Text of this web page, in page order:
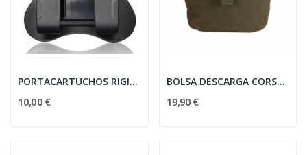
PORTACARTUCHOS RIGIDO AMOMAX AJUSTABLE NEGRO
10,00 €
BOLSA DESCARGA CORSO DAGGER MK1 RANGER GREEN
19,90 €